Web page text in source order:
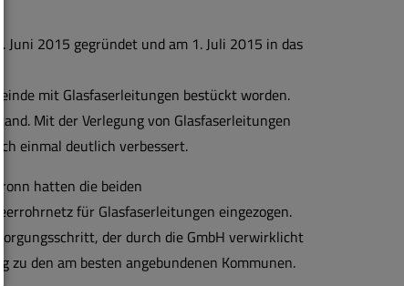
2015 gegründet und am 1. Juli 2015 in das
mit Glasfaserleitungen bestückt worden.
Mit der Verlegung von Glasfaserleitungen
einmal deutlich verbessert.
hatten die beiden
für Glasfaserleitungen eingezogen.
der durch die GmbH verwirklicht
zu den am besten angebundenen Kommunen.